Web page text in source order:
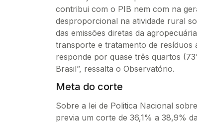
contribui com o PIB nem com na
desproporcional na atividade rural
das emissões diretas da
transporte e tratamento de resíduos
responde por quase três quartos
Brasil”, ressalta o Observatório.
Meta do corte
Sobre a lei de Politica Nacional
previa um corte de 36,1% a 38,9%